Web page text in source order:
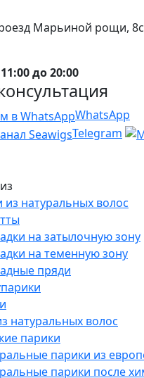
Марьиной рощи,
до 20:00
WhatsApp
Telegram
из натуральных волос
на затылочную зону
на теменную зону
пряди
натуральных волос
парики
парики из
парики после